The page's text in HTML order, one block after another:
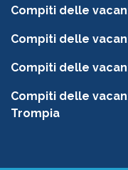
Compiti delle
Compiti delle
Compiti delle
Compiti delle
Trompia